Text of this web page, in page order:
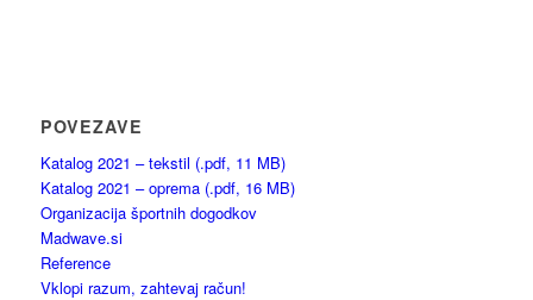
POVEZAVE
Katalog 2021 – tekstil (.pdf, 11 MB)
Katalog 2021 – oprema (.pdf, 16 MB)
Organizacija športnih dogodkov
Madwave.si
Reference
Vklopi razum, zahtevaj račun!